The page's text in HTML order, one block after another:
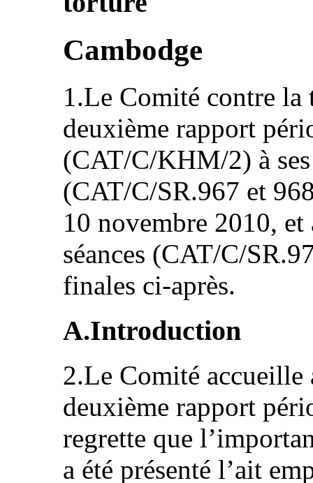
Cambodge
1.Le Comité contre la
deuxième rapport
(CAT/C/KHM/2) à ses
(CAT/C/SR.967 et
10 novembre 2010, et
séances (CAT/C/
finales ci-après.
A.Introduction
2.Le Comité accueille
deuxième rapport
regrette que
a été présenté l’ait